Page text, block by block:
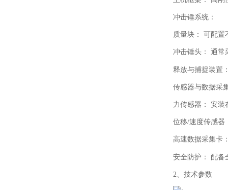
冲击锤系统：
质量块： 可配置
冲击锤头： 通常
释放与捕捉装置
传感器与数据采
力传感器： 安装
位移/速度传感器
高速数据采集卡
安全防护： 配备
2、技术参数